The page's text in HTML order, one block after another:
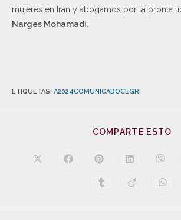
mujeres en Irán y abogamos por la pronta
Narges Mohamadi
ETIQUETAS: A2024COMUNICADOCEGRI
COMPARTE ESTO